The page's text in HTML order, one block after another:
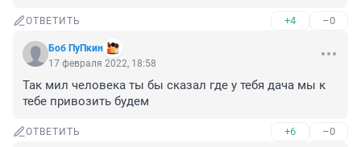
ОТВЕТИТЬ +4 –0
Боб ПуПкин
17 февраля 2022, 18:58
Так мил человека ты бы сказал где у тебя дача мы к
тебе привозить будем
ОТВЕТИТЬ +6 –0